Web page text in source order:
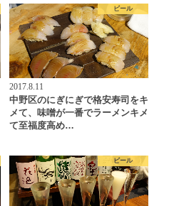
ビール
2017.8.11
中野区のにぎにぎで格安寿司をキ
メて、味噌が一番でラーメンキメ
て至福度高め…
ビール